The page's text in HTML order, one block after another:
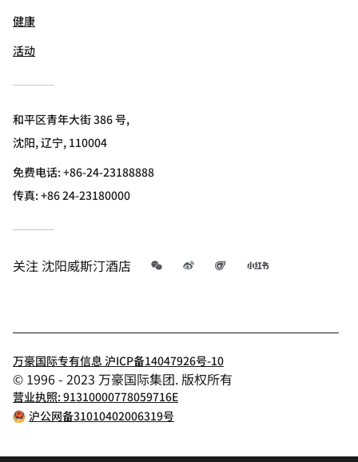
健康
活动
和平区青年大街 386 号,
沈阳, 辽宁, 110004
免费电话:+86-24-23188888
传真:+86 24-23180000
关注 沈阳威斯汀酒店 微信 微博 飞猪 小红书
万豪国际专有信息 沪ICP备14047926号-10
© 1996 - 2023 万豪国际集团. 版权所有
营业执照: 91310000778059716E
沪公网备31010402006319号